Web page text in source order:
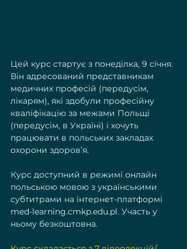
Цей курс стартує з понеділка, 9 січня.
Він адресований представникам
медичних професій (передусім,
лікарям), які здобули професійну
кваліфікацію за межами Польщі
(передусім, в Україні) і хочуть
працювати в польських закладах
охорони здоров’я.
Курс доступний в режимі онлайн
польською мовою з українськими
субтитрами на інтернет-платформі
med-learning.cmkp.edu.pl. Участь у
ньому безкоштовна.